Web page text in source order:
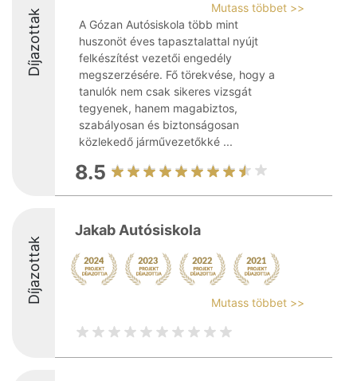
Díjazottak
Mutass többet >>
A Gózan Autósiskola több mint
huszonöt éves tapasztalattal nyújt
felkészítést vezetői engedély
megszerzésére. Fő törekvése, hogy a
tanulók nem csak sikeres vizsgát
tegyenek, hanem magabiztos,
szabályosan és biztonságosan
közlekedő járművezetőkké ...
8.5
Díjazottak
Jakab Autósiskola
Mutass többet >>